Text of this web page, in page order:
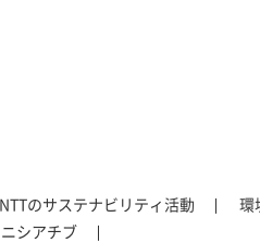
NTTのサステナビリティ活動 環
シアチブ